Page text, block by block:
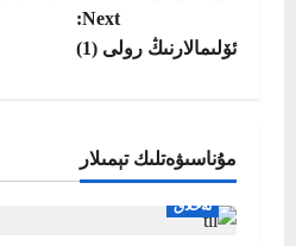
s
n
a
Next:
ئۆلىمالارنىڭ رولى (1)
مۇناسىۋەتلىك تېمىلار
ئەخلاق